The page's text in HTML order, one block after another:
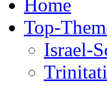
Home
Top-
Israel-